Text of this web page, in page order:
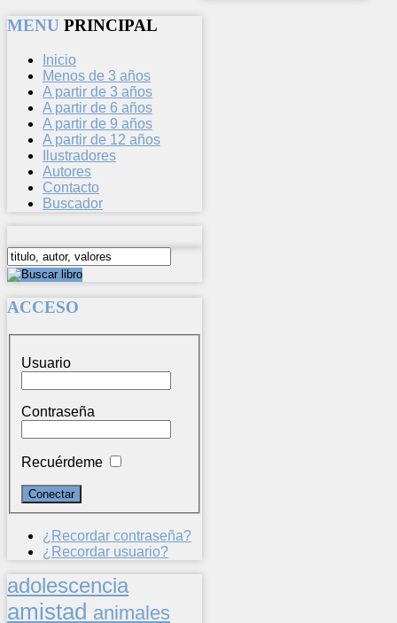
MENU PRINCIPAL
Inicio
Menos de 3 años
A partir de 3 años
A partir de 6 años
A partir de 9 años
A partir de 12 años
Ilustradores
Autores
Contacto
Buscador
ACCESO
Usuario
Contraseña
Recuérdeme
¿Recordar contraseña?
¿Recordar usuario?
adolescencia
amistad animales